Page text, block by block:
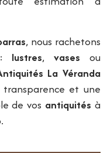
, nous rachetons
lustres,vases ou
La Véranda
et une
de vos antiquités à